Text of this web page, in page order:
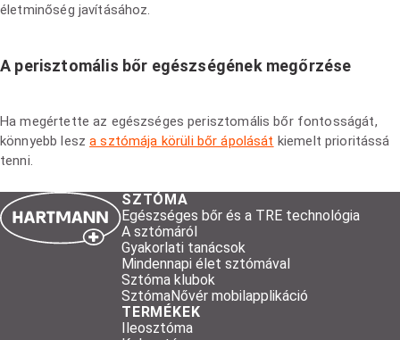
életminőség javításához.
A perisztomális bőr egészségének megőrzése
Ha megértette az egészséges perisztomális bőr fontosságát,
könnyebb lesza sztómája körüli bőr ápolását kiemelt prioritássá
tenni.
SZTÓMA
Egészséges bőr és a TRE technológia
A sztómáról
Gyakorlati tanácsok
Mindennapi élet sztómával
Sztóma klubok
SztómaNővér mobilapplikáció
TERMÉKEK
Ileosztóma